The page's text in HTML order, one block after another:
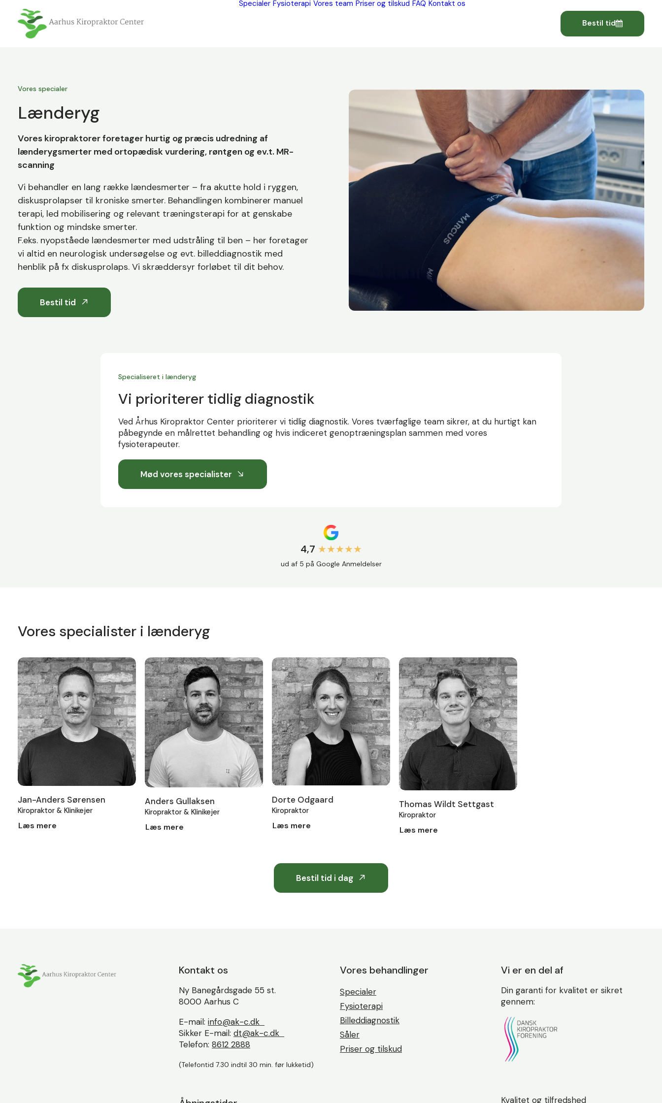
Specialer Fysioterapi Vores team Priser og tilskud FAQ Kontakt os
Bestil tid
Vores specialer
Lænderyg
Vores kiropraktorer foretager hurtig og præcis udredning af
lænderygsmerter med ortopædisk vurdering, røntgen og ev.t. MR-
scanning
Vi behandler en lang række lændesmerter – fra akutte hold i ryggen,
diskusprolapser til kroniske smerter. Behandlingen kombinerer manuel
terapi, led mobilisering og relevant træningsterapi for at genskabe
funktion og mindske smerter.
F.eks. nyopståede lændesmerter med udstråling til ben – her foretager
vi altid en neurologisk undersøgelse og evt. billeddiagnostik med
henblik på fx diskusprolaps. Vi skræddersyr forløbet til dit behov.
Bestil tid
Specialiseret i lænderyg
Vi prioriterer tidlig diagnostik
Ved Århus Kiropraktor Center prioriterer vi tidlig diagnostik. Vores tværfaglige team sikrer, at du hurtigt kan
påbegynde en målrettet behandling og hvis indiceret genoptræningsplan sammen med vores
fysioterapeuter.
Mød vores specialister
4,7 ★★★★★
ud af 5 på Google Anmeldelser
Vores specialister i lænderyg
Jan-Anders Sørensen
Kiropraktor & Klinikejer
Læs mere
Anders Gullaksen
Kiropraktor & Klinikejer
Læs mere
Dorte Odgaard
Kiropraktor
Læs mere
Thomas Wildt Settgast
Kiropraktor
Læs mere
Bestil tid i dag
Kontakt os
Ny Banegårdsgade 55 st.
8000 Aarhus C
E-mail: info@ak-c.dk
Sikker E-mail: dt@ak-c.dk
Telefon: 8612 2888
(Telefontid 7.30 indtil 30 min. før lukketid)
Vores behandlinger
Specialer
Fysioterapi
Billeddiagnostik
Såler
Priser og tilskud
Vi er en del af
Din garanti for kvalitet er sikret
gennem:
Kvalitet og tilfredshed